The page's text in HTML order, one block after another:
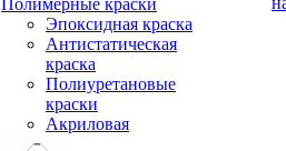
Полимерные краски
Эпоксидная краска
Антистатическая
краска
Полиуретановые
краски
Акриловая